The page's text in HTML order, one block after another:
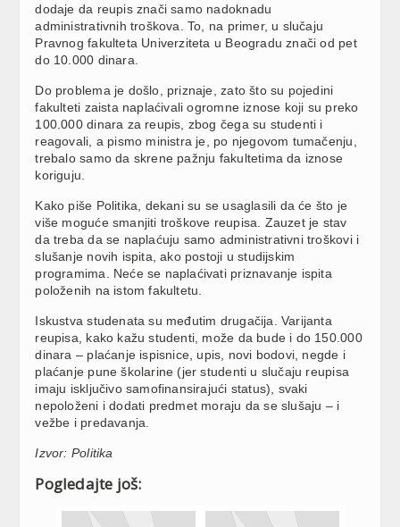
dodaje da reupis znači samo nadoknadu
administrativnih troškova. To, na primer, u slučaju
Pravnog fakulteta Univerziteta u Beogradu znači od pet
do 10.000 dinara.
Do problema je došlo, priznaje, zato što su pojedini
fakulteti zaista naplaćivali ogromne iznose koji su preko
100.000 dinara za reupis, zbog čega su studenti i
reagovali, a pismo ministra je, po njegovom tumačenju,
trebalo samo da skrene pažnju fakultetima da iznose
koriguju.
Kako piše Politika, dekani su se usaglasili da će što je
više moguće smanjiti troškove reupisa. Zauzet je stav
da treba da se naplaćuju samo administrativni troškovi i
slušanje novih ispita, ako postoji u studijskim
programima. Neće se naplaćivati priznavanje ispita
položenih na istom fakultetu.
Iskustva studenata su međutim drugačija. Varijanta
reupisa, kako kažu studenti, može da bude i do 150.000
dinara – plaćanje ispisnice, upis, novi bodovi, negde i
plaćanje pune školarine (jer studenti u slučaju reupisa
imaju isključivo samofinansirajući status), svaki
nepoloženi i dodati predmet moraju da se slušaju – i
vežbe i predavanja.
Izvor: Politika
Pogledajte još: